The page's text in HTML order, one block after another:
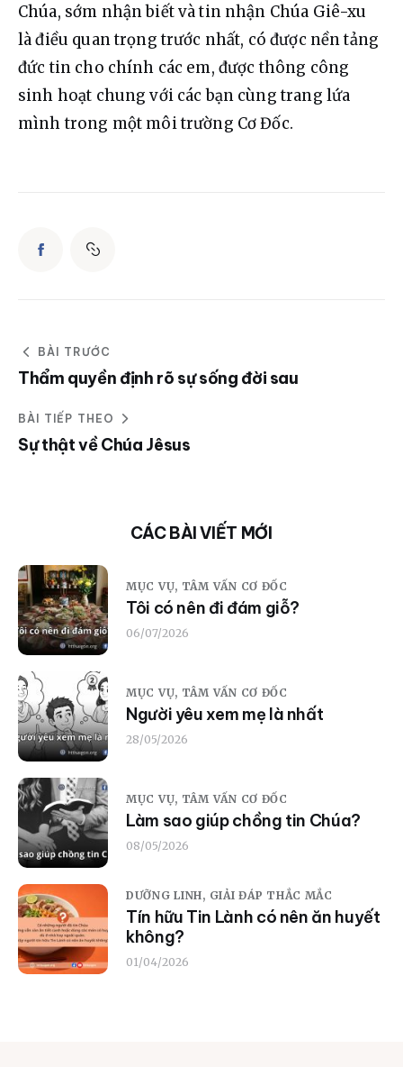
Chúa, sớm nhận biết và tin nhận Chúa Giê-xu
là điều quan trọng trước nhất, có được nền tảng
đức tin cho chính các em, được thông công
sinh hoạt chung với các bạn cùng trang lứa
mình trong một môi trường Cơ Đốc.
BÀI TRƯỚC
Thẩm quyền định rõ sự sống đời sau
BÀI TIẾP THEO
Sự thật về Chúa Jêsus
CÁC BÀI VIẾT MỚI
MỤC VỤ, TÂM VẤN CƠ ĐỐC
Tôi có nên đi đám giỗ?
06/07/2026
MỤC VỤ, TÂM VẤN CƠ ĐỐC
Người yêu xem mẹ là nhất
28/05/2026
MỤC VỤ, TÂM VẤN CƠ ĐỐC
Làm sao giúp chồng tin Chúa?
08/05/2026
DƯỠNG LINH, GIẢI ĐÁP THẮC MẮC
Tín hữu Tin Lành có nên ăn huyết
không?
01/04/2026